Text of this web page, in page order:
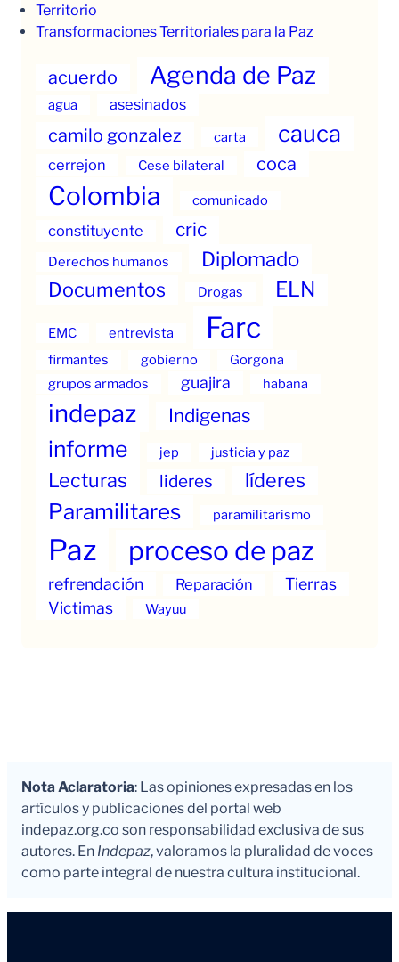
Territorio
Transformaciones Territoriales para la Paz
acuerdo Agenda de Paz
agua asesinados
camilo gonzalez carta cauca
cerrejon Cese bilateral coca
Colombia comunicado
constituyente cric
Derechos humanos Diplomado
Documentos Drogas ELN
EMC entrevista Farc
firmantes gobierno
Gorgona
grupos armados
guajira habana
indepaz Indigenas
informe jep justicia y paz
Lecturas lideres líderes
Paramilitares paramilitarismo
Paz proceso de paz
refrendación Reparación
Tierras
Victimas
Wayuu
Nota Aclaratoria: Las opiniones expresadas en los
artículos y publicaciones del portal web
indepaz.org.co son responsabilidad exclusiva de sus
autores. En Indepaz, valoramos la pluralidad de voces
como parte integral de nuestra cultura institucional.